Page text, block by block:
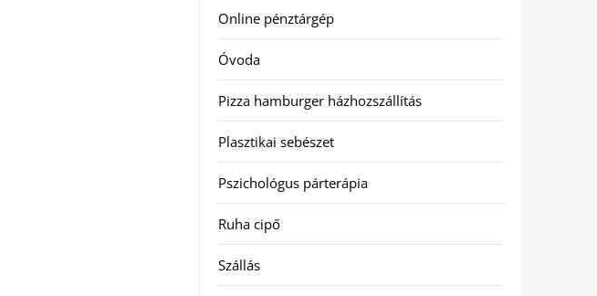
Online pénztárgép
Óvoda
Pizza hamburger házhozszállítás
Plasztikai sebészet
Pszichológus párterápia
Ruha cipő
Szállás